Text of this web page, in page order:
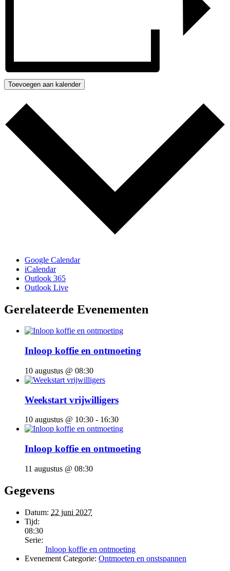
Toevoegen aan kalender
Google Calendar
iCalendar
Outlook 365
Outlook Live
Gerelateerde Evenementen
Inloop koffie en ontmoeting
10 augustus @ 08:30
Weekstart vrijwilligers
10 augustus @ 10:30 - 16:30
Inloop koffie en ontmoeting
11 augustus @ 08:30
Gegevens
Datum: 22 juni 2027
Tijd:
08:30
Serie:
Inloop koffie en ontmoeting
Evenement Categorie: Ontmoeten en onstspannen